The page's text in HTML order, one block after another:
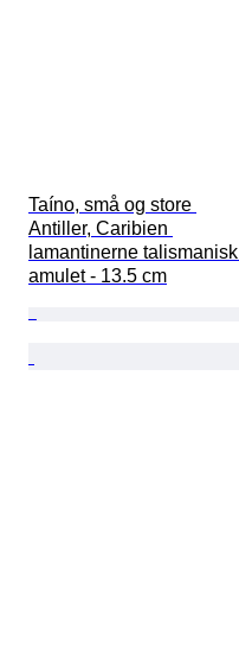
Taíno, små og store
Antiller, Caribien
lamantinerne talismanisk
amulet - 13.5 cm